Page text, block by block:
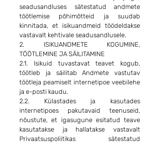
seadusandluses sätestatud andmete
töötlemise põhimõtteid ja suudab
kinnitada, et isikuandmeid töödeldakse
vastavalt kehtivale seadusandlusele.
2. ISIKUANDMETE KOGUMINE,
TÖÖTLEMINE JA SÄILITAMINE
2.1. Isikuid tuvastavat teavet kogub,
töötleb ja säilitab Andmete vastutav
töötleja peamiselt internetipoe veebilehe
ja e-posti kaudu.
2.2. Külastades ja kasutades
internetipoes pakutavaid teenuseid,
nõustute, et igasugune esitatud teave
kasutatakse ja hallatakse vastavalt
Privaatsuspoliitikas sätestatud